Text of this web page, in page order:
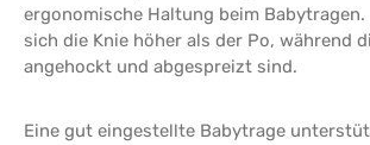
ergonomische Haltung beim Babytragen.
sich die Knie höher als der Po, während
angehockt und abgespreizt sind.
Eine gut eingestellte Babytrage